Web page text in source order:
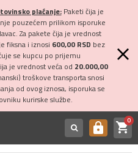
plaćanje:Paketi čija je
pouzećem prilikom isporuke
Za pakete čija je vrednost
fiksna i iznosi 600,00 RSD bez
se kupcu po prijemu
je vrednost veća od 20.000,00
troškove transporta snosi
od ovog iznosa, isporuka se
kurirske službe.
https shopping_cart0